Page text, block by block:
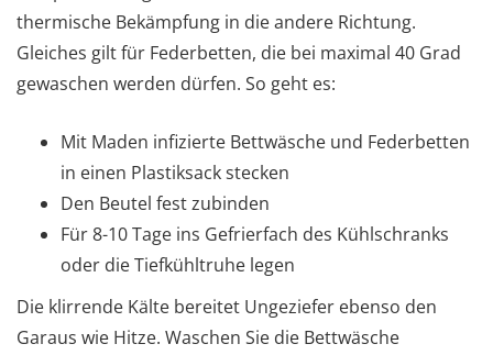
thermische Bekämpfung in die andere Richtung.
Gleiches gilt für Federbetten, die bei maximal 40 Grad
gewaschen werden dürfen. So geht es:
Mit Maden infizierte Bettwäsche und Federbetten
in einen Plastiksack stecken
Den Beutel fest zubinden
Für 8-10 Tage ins Gefrierfach des Kühlschranks
oder die Tiefkühltruhe legen
Die klirrende Kälte bereitet Ungeziefer ebenso den
Garaus wie Hitze. Waschen Sie die Bettwäsche